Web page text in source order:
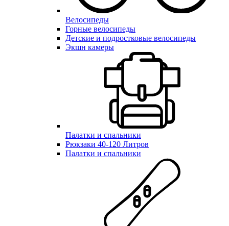
Велосипеды
Горные велосипеды
Детские и подростковые велосипеды
Экшн камеры
Палатки и спальники
Рюкзаки 40-120 Литров
Палатки и спальники